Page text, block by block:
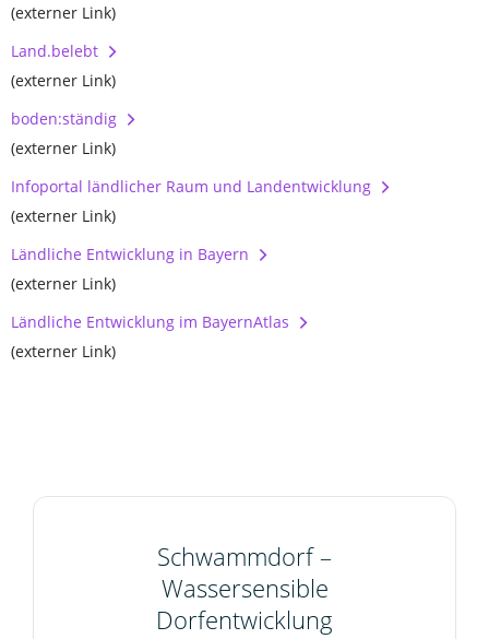
(externer Link)
Land.belebt
(externer Link)
boden:ständig
(externer Link)
Infoportal ländlicher Raum und Landentwicklung
(externer Link)
Ländliche Entwicklung in Bayern
(externer Link)
Ländliche Entwicklung im BayernAtlas
(externer Link)
Schwammdorf –
Wassersensible
Dorfentwicklung